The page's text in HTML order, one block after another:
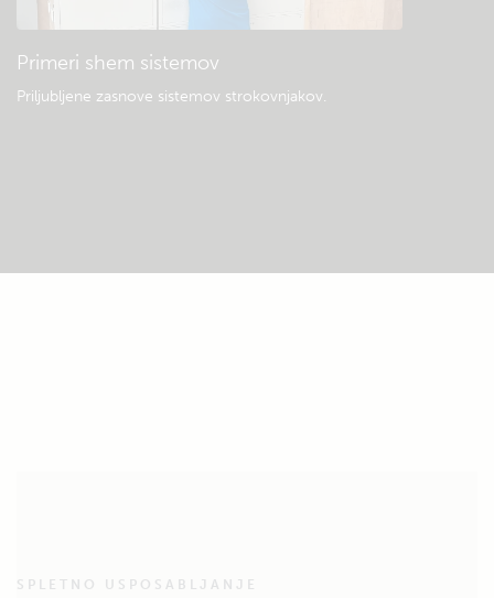
Primeri shem sistemov
Priljubljene zasnove sistemov strokovnjakov.
SPLETNO USPOSABLJANJE